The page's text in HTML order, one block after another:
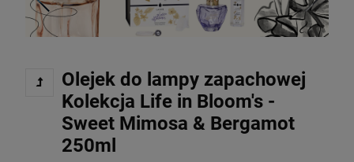
Olejek do lampy zapachowej
Kolekcja Life in Bloom's -
Sweet Mimosa & Bergamot
250ml